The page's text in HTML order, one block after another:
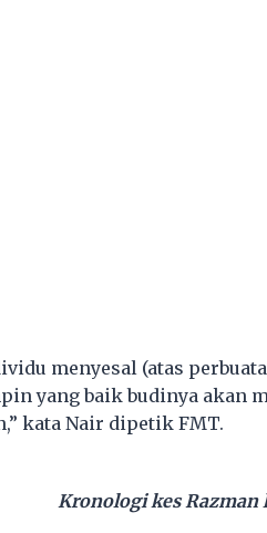
menyesal (atas
yang baik budinya akan
kata Nair dipetik FMT.
Kronologi kes Razman